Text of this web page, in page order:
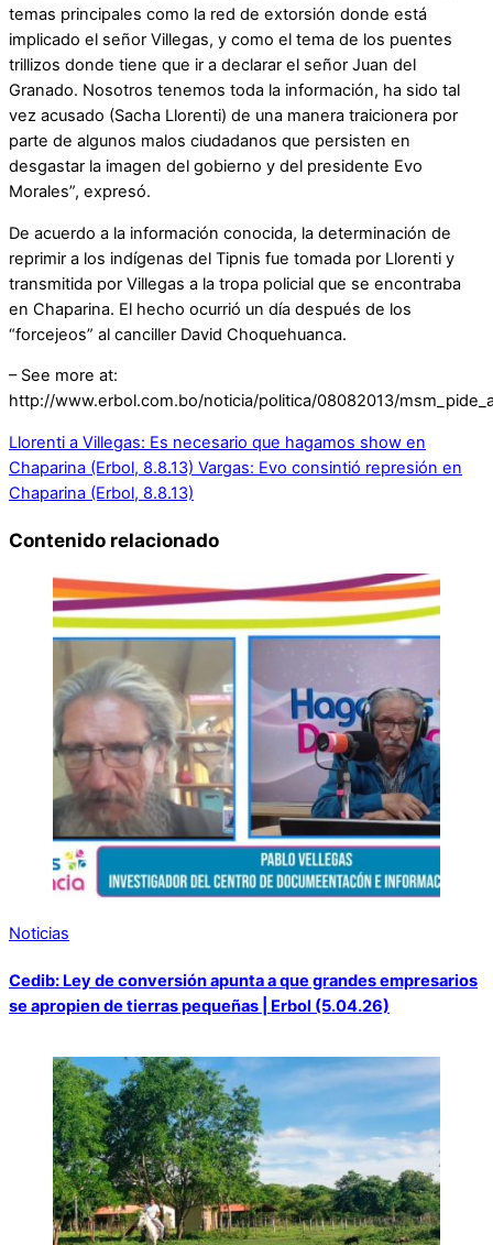
temas principales como la red de extorsión donde está
implicado el señor Villegas, y como el tema de los puentes
trillizos donde tiene que ir a declarar el señor Juan del
Granado. Nosotros tenemos toda la información, ha sido tal
vez acusado (Sacha Llorenti) de una manera traicionera por
parte de algunos malos ciudadanos que persisten en
desgastar la imagen del gobierno y del presidente Evo
Morales”, expresó.
De acuerdo a la información conocida, la determinación de
reprimir a los indígenas del Tipnis fue tomada por Llorenti y
transmitida por Villegas a la tropa policial que se encontraba
en Chaparina. El hecho ocurrió un día después de los
“forcejeos” al canciller David Choquehuanca.
– See more at:
http://www.erbol.com.bo/noticia/politica/08082013/
Llorenti a Villegas: Es necesario que hagamos show en
Chaparina (Erbol, 8.8.13) Vargas: Evo consintió represión en
Chaparina (Erbol, 8.8.13)
Contenido relacionado
Noticias
Cedib: Ley de conversión apunta a que grandes empresarios
se apropien de tierras pequeñas | Erbol (5.04.26)